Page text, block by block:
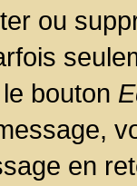
ou
bouton
en